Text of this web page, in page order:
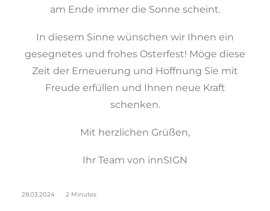
am Ende immer die Sonne scheint.
In diesem Sinne wünschen wir Ihnen ein
gesegnetes und frohes Osterfest! Möge diese
Zeit der Erneuerung und Hoffnung Sie mit
Freude erfüllen und Ihnen neue Kraft
schenken.
Mit herzlichen Grüßen,
Ihr Team von innSIGN
28.03.2024 2 Minutes